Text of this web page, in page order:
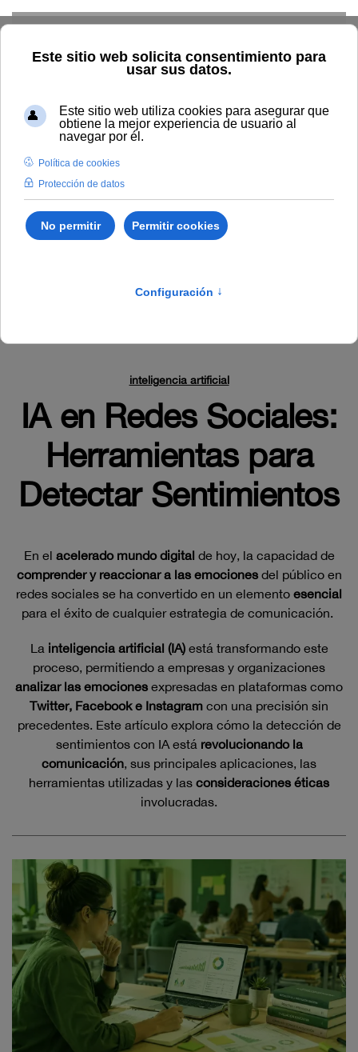
Home Vida universitaria Blog
inteligencia artificial
IA en Redes Sociales:
Herramientas para
Detectar Sentimientos
En el acelerado mundo digital de hoy, la capacidad de
comprender y reaccionar a las emocionesdel público en
redes sociales se ha convertido en un elemento esencial
para el éxito de cualquier estrategia de comunicación.
La inteligencia artificial (IA)está transformando este
proceso, permitiendo a empresas y organizaciones
analizar las emociones expresadas en plataformas como
Twitter, Facebook e Instagram con una precisión sin
precedentes. Este artículo explora cómo la detección de
sentimientos con IA está revolucionando la
comunicación, sus principales aplicaciones, las
herramientas utilizadas y las consideraciones éticas
involucradas.